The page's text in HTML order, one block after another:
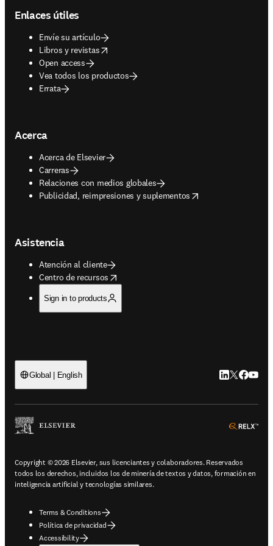
Enlaces útiles
Envíe su artículo
Libros y revistas
opens in new tab/window
Open access
Vea todos los productos
Errata
Acerca
Acerca de Elsevier
Carreras
Relaciones con medios globales
Publicidad, reimpresiones y suplementos
opens in new tab/window
Asistencia
Atención al cliente
Centro de recursos
opens in new tab/window
Sign in to products
Global | English LinkedIn se
Twitter se
Copyright © 2026 Elsevier, sus licenciantes y colaboradores. Reservados
todos los derechos, incluidos los de minería de textos y datos, formación en
inteligencia artificial y tecnologías similares.
Terms & Conditions
Política de privacidad
Accessibility